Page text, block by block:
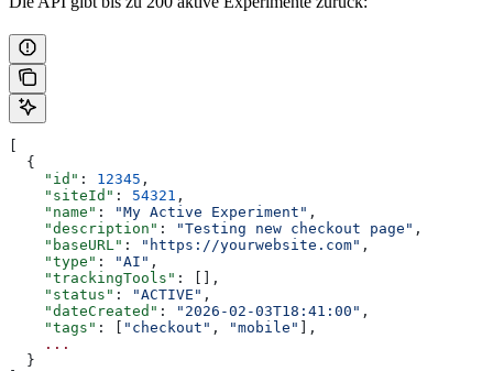
  {
    "id"
: 12345 ,
    "siteId"
: 54321 ,
    "name"
: "My Active Experiment" ,
    "description"
: "Testing new checkout page" ,
    "baseURL"
: "https://yourwebsite.com" ,
    "type"
: "AI" ,
    "trackingTools"
: [],
    "status"
: "ACTIVE" ,
    "dateCreated"
: "2026-02-03T18:41:00" ,
    "tags"
: [ "checkout" , "mobile"
],
    ...
  }